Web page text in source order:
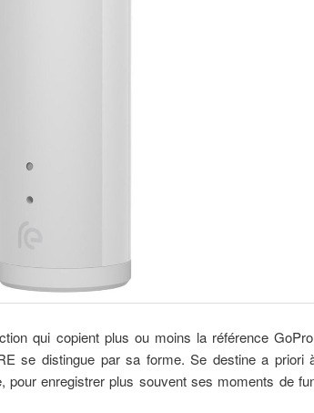
qui copient plus ou moins la référence
se distingue par sa forme. Se destine a priori
pour enregistrer plus souvent ses moments de